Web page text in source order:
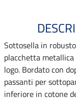
Sottosella in
placchetta
logo. Bordato con
passanti per
inferiore in cotone